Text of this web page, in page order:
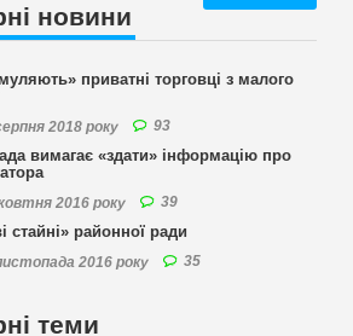
новини
приватні торговці з малого
2018 року 93
вимагає «здати» інформацію про
2016 року 39
стайні» районної ради
2016 року 35
теми